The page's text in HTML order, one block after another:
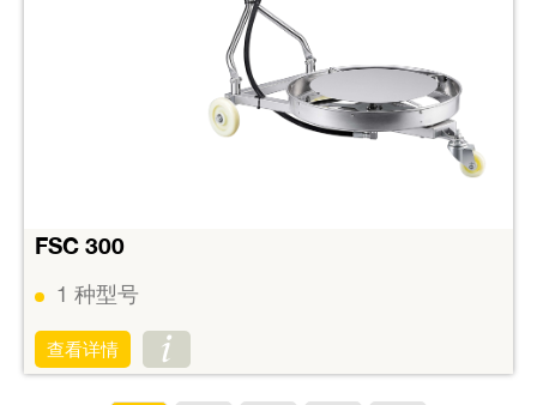
FSC 300
1 种型号
查看详情